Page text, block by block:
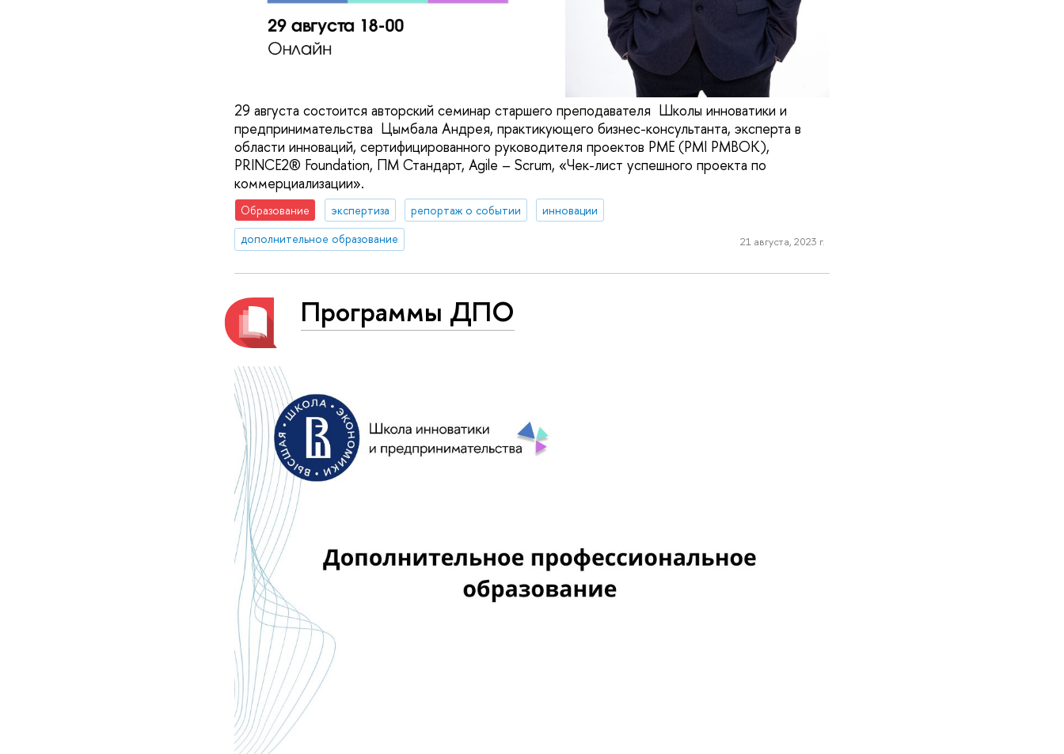
29 августа состоится авторский семинар старшего преподавателя Школы инноватики и
предпринимательства Цымбала Андрея, практикующего бизнес-консультанта, эксперта в
области инноваций, сертифицированного руководителя проектов PME (PMI PMBOK),
PRINCE2® Foundation, ПМ Стандарт, Agile – Scrum, «Чек-лист успешного проекта по
коммерциализации».
Образование экспертиза репортаж о событии
инновации
дополнительное образование
21 августа, 2023 г.
Программы ДПО